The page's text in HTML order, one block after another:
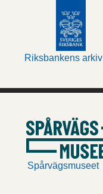
Riksbankens arkiv
Spårvägsmuseet